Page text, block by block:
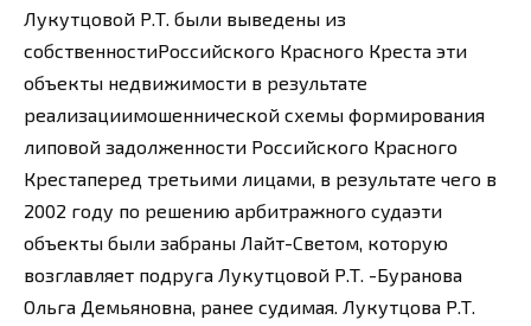
Лукутцовой Р.Т. были выведены из
собственностиРоссийского Красного Креста эти
объекты недвижимости в результате
реализациимошеннической схемы формирования
липовой задолженности Российского Красного
Крестаперед третьими лицами, в результате чего в
2002 году по решению арбитражного судаэти
объекты были забраны Лайт-Светом, которую
возглавляет подруга Лукутцовой Р.Т. -Буранова
Ольга Демьяновна, ранее судимая. Лукутцова Р.Т.